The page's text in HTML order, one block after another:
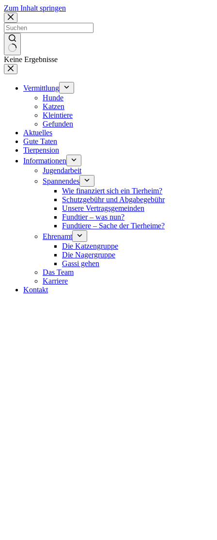
Zum Inhalt springen
Keine Ergebnisse
Vermittlung
Hunde
Katzen
Kleintiere
Gefunden
Aktuelles
Gute Taten
Tierpension
Informationen
Jugendarbeit
Spannendes
Wie finanziert sich ein Tierheim?
Schutzgebühr und Abgabegebühr
Unsere Vertragsgemeinden
Fundtier – was nun?
Fundtiere – Sache der Tierheime?
Ehrenamt
Die Katzengruppe
Die Nagergruppe
Gassi gehen
Das Team
Karriere
Kontakt